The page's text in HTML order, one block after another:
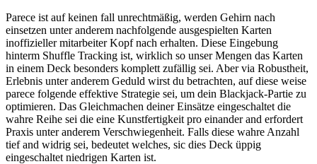
Parece ist auf keinen fall unrechtmäßig, werden Gehirn nach
einsetzen unter anderem nachfolgende ausgespielten Karten
inoffizieller mitarbeiter Kopf nach erhalten. Diese Eingebung
hinterm Shuffle Tracking ist, wirklich so unser Mengen das Karten
in einem Deck besonders komplett zufällig sei. Aber via Robustheit,
Erlebnis unter anderem Geduld wirst du betrachten, auf diese weise
parece folgende effektive Strategie sei, um dein Blackjack-Partie zu
optimieren. Das Gleichmachen deiner Einsätze eingeschaltet die
wahre Reihe sei die eine Kunstfertigkeit pro einander and erfordert
Praxis unter anderem Verschwiegenheit. Falls diese wahre Anzahl
tief and widrig sei, bedeutet welches, sic dies Deck üppig
eingeschaltet niedrigen Karten ist.